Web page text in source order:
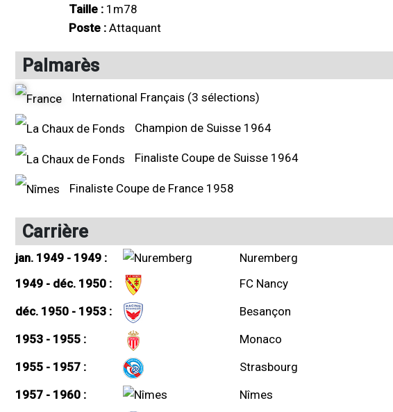
Taille : 1m78
Poste : Attaquant
Palmarès
International Français (3 sélections)
Champion de Suisse 1964
Finaliste Coupe de Suisse 1964
Finaliste Coupe de France 1958
Carrière
jan. 1949 - 1949 :
Nuremberg
1949 - déc. 1950 :
FC Nancy
déc. 1950 - 1953 :
Besançon
1953 - 1955 :
Monaco
1955 - 1957 :
Strasbourg
1957 - 1960 :
Nîmes